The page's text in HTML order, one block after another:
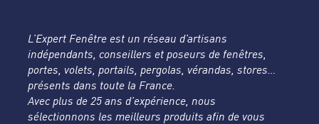
L’Expert Fenêtre est un réseau d’artisans
indépendants, conseillers et poseurs de fenêtres,
portes, volets, portails, pergolas, vérandas, stores…
présents dans toute la France.
Avec plus de 25 ans d’expérience, nous
sélectionnons les meilleurs produits afin de vous